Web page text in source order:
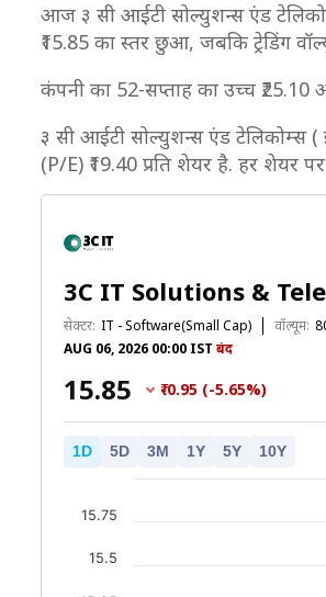
आज ३ सी आईटी सोल्युशन्स एंड
₹15.85 का स्तर छुआ, जबकि ट्रेडिंग
कंपनी का 52-सप्ताह का उच्च
३ सी आईटी सोल्युशन्स एंड टेलिकोम्स
(P/E) ₹19.40 प्रति शेयर है. हर शेयर
3C IT Solutions &
सेक्टर: IT - Software(Small Cap) वॉल्यूम:
AUG 06, 2026 00:00 IST बंद
₹15.85 ₹-0.95 (-5.65%)
1D 5D 3M 1Y 5Y 10Y
15.5
15.75